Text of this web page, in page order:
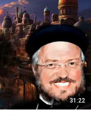
31:22